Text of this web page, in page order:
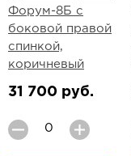
Форум-8Б с
боковой правой
спинкой,
коричневый
31 700 руб.